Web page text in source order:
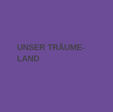
UNSER TRÄUME­
LAND